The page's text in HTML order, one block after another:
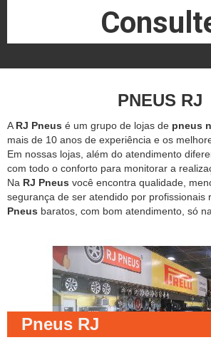
PNEUS RJ
A RJ Pneus é um grupo de lojas de pneus
mais de 10 anos de experiência e os
Em nossas lojas, além do atendimento
com todo o conforto para monitorar a
Na RJ Pneus você encontra qualidade,
segurança de ser atendido por profissionais
Pneus baratos, com bom atendimento, só na
Pneus RJ